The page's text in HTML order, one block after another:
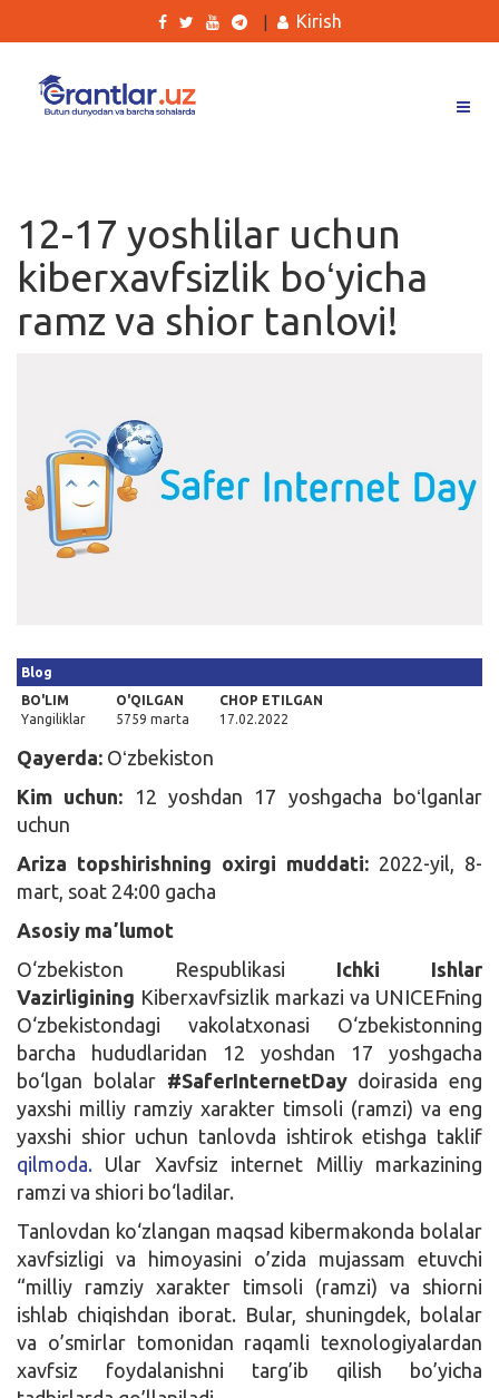
Ishlar
Kurslar
Blog
Qidirish
Kirish
Kirish
12-17 yoshlilar uchun
kiberxavfsizlik boʻyicha
ramz va shior tanlovi!
Blog
BO'LIM
Yangiliklar
O'QILGAN
5759 marta
CHOP ETILGAN
17.02.2022
Qayerda: Oʻzbekiston
Kim uchun: 12 yoshdan 17 yoshgacha boʻlganlar
uchun
Ariza topshirishning oxirgi muddati: 2022-yil, 8-
mart, soat 24:00 gacha
Asosiy maʼlumot
O‘zbekiston Respublikasi Ichki Ishlar
Vazirligining Kiberxavfsizlik markazi va UNICEFning
O‘zbekistondagi vakolatxonasi O‘zbekistonning
barcha hududlaridan 12 yoshdan 17 yoshgacha
bo‘lgan bolalar #SaferInternetDaydoirasida eng
yaxshi milliy ramziy xarakter timsoli (ramzi) va eng
yaxshi shior uchun tanlovda ishtirok etishga taklif
qilmoda. Ular Xavfsiz internet Milliy markazining
ramzi va shiori bo‘ladilar.
Tanlovdan ko‘zlangan maqsad kibermakonda bolalar
xavfsizligi va himoyasini o’zida mujassam etuvchi
“milliy ramziy xarakter timsoli (ramzi) va shiorni
ishlab chiqishdan iborat. Bular, shuningdek, bolalar
va o’smirlar tomonidan raqamli texnologiyalardan
xavfsiz foydalanishni targ’ib qilish bo’yicha